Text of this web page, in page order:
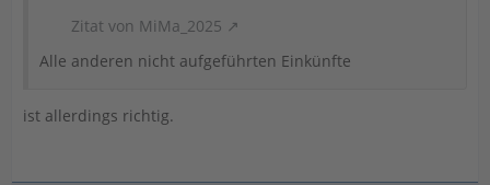
Zitat von MiMa_2025
Alle anderen nicht aufgeführten Einkünfte
ist allerdings richtig.